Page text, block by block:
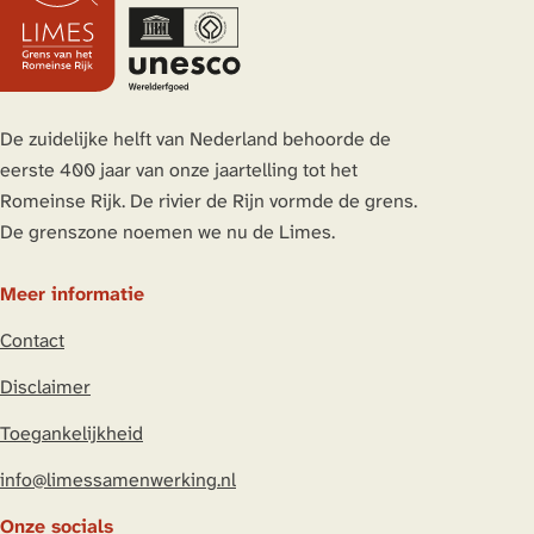
z
e
p
g
i
n
a
p
L
n
k
d
I
z
e
p
a
F
c
e
o
o
z
e
p
i
a
e
p
g
t
A
De zuidelijke helft van Nederland behoorde de
eerste 400 jaar van onze jaartelling tot het
Romeinse Rijk. De rivier de Rijn vormde de grens.
De grenszone noemen we nu de Limes.
Meer informatie
Contact
Disclaimer
Toegankelijkheid
info@limessamenwerking.nl
Onze socials